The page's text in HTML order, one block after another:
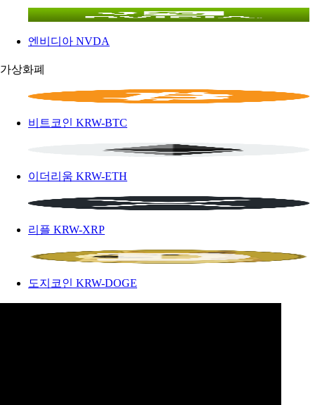
엔비디아 NVDA
가상화폐
비트코인 KRW-BTC
이더리움 KRW-ETH
리플 KRW-XRP
도지코인 KRW-DOGE